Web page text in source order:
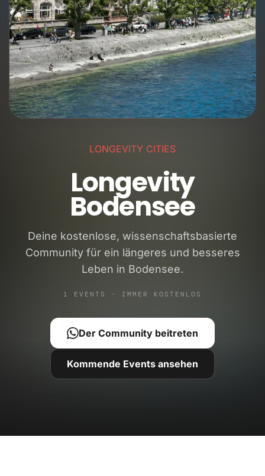
LONGEVITY CITIES
Longevity
Bodensee
Deine kostenlose, wissenschaftsbasierte
Community für ein längeres und besseres
Leben in Bodensee.
1 EVENTS · IMMER KOSTENLOS
Der Community beitreten
Kommende Events ansehen